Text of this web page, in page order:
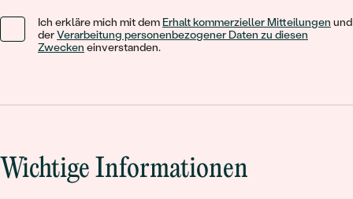
Ich erkläre mich mit dem Erhalt kommerzieller Mitteilungen und
derVerarbeitung personenbezogener Daten zu diesen
Zwecken einverstanden.
Wichtige Informationen